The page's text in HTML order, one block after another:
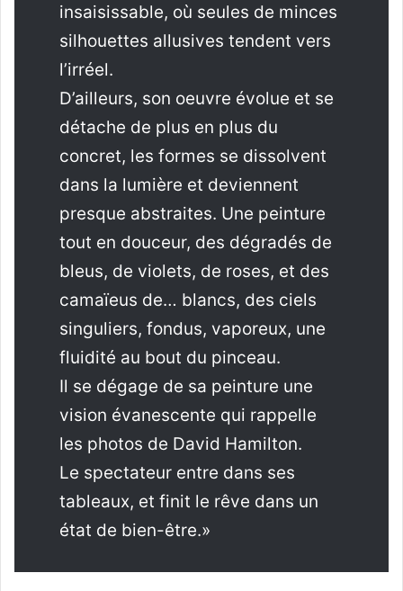
insaisissable, où seules de minces
silhouettes allusives tendent vers
l’irréel.
D’ailleurs, son oeuvre évolue et se
détache de plus en plus du
concret, les formes se dissolvent
dans la lumière et deviennent
presque abstraites. Une peinture
tout en douceur, des dégradés de
bleus, de violets, de roses, et des
camaïeus de… blancs, des ciels
singuliers, fondus, vaporeux, une
fluidité au bout du pinceau.
Il se dégage de sa peinture une
vision évanescente qui rappelle
les photos de David Hamilton.
Le spectateur entre dans ses
tableaux, et finit le rêve dans un
état de bien-être.»